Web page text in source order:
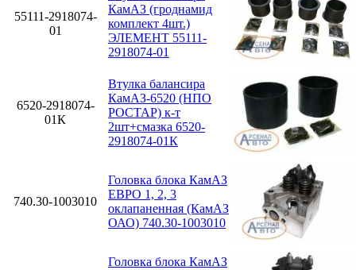
55111-2918074-
01
КамАЗ (гроднамид
комплект 4шт.)
ЭЛЕМЕНТ 55111-
2918074-01
6520-2918074-
01К
Втулка балансира
КамАЗ-6520 (НПО
РОСТАР) к-т
2шт+смазка 6520-
2918074-01К
740.30-1003010
Головка блока КамАЗ
ЕВРО 1, 2, 3
оклапаненная (КамАЗ
ОАО) 740.30-1003010
Головка блока КамАЗ